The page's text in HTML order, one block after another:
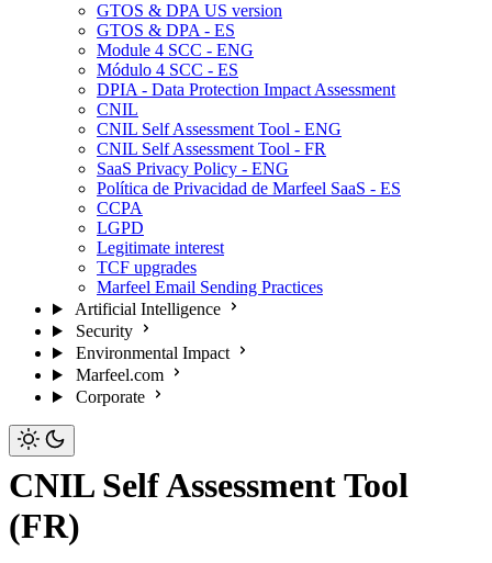
GTOS & DPA US version
GTOS & DPA - ES
Module 4 SCC - ENG
Módulo 4 SCC - ES
DPIA - Data Protection Impact Assessment
CNIL
CNIL Self Assessment Tool - ENG
CNIL Self Assessment Tool - FR
SaaS Privacy Policy - ENG
Política de Privacidad de Marfeel SaaS - ES
CCPA
LGPD
Legitimate interest
TCF upgrades
Marfeel Email Sending Practices
Artificial Intelligence
Security
Environmental Impact
Marfeel.com
Corporate
CNIL Self Assessment Tool
(FR)